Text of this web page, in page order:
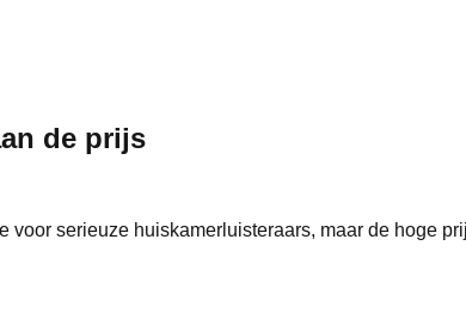
de prijs
serieuze huiskamerluisteraars, maar de hoge